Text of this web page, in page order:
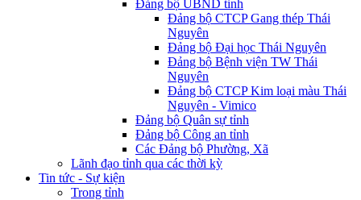
Đảng bộ UBND tỉnh
Đảng bộ CTCP Gang thép Thái
Nguyên
Đảng bộ Đại học Thái Nguyên
Đảng bộ Bệnh viện TW Thái
Nguyên
Đảng bộ CTCP Kim loại màu Thái
Nguyên - Vimico
Đảng bộ Quân sự tỉnh
Đảng bộ Công an tỉnh
Các Đảng bộ Phường, Xã
Lãnh đạo tỉnh qua các thời kỳ
Tin tức - Sự kiện
Trong tỉnh